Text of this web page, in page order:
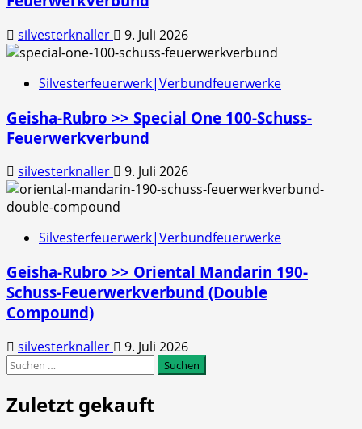
silvesterknaller 9. Juli 2026
Silvesterfeuerwerk|Verbundfeuerwerke
Geisha-Rubro >> Special One 100-Schuss-
Feuerwerkverbund
silvesterknaller 9. Juli 2026
Silvesterfeuerwerk|Verbundfeuerwerke
Geisha-Rubro >> Oriental Mandarin 190-
Schuss-Feuerwerkverbund (Double
Compound)
silvesterknaller
9. Juli 2026
Suchen
Zuletzt gekauft